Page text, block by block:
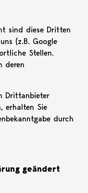
sind diese Dritten
(z.B. Google
Stellen.
deren
Drittanbieter
erhalten Sie
durch
geändert